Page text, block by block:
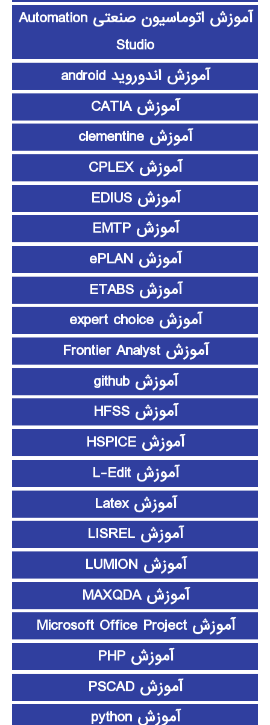
آموزش اتوماسیون صنعتی Automation
Studio
آموزش اندوروید android
آموزش CATIA
آموزش clementine
آموزش CPLEX
آموزش EDIUS
آموزش EMTP
آموزش ePLAN
آموزش ETABS
آموزش expert choice
آموزش Frontier Analyst
آموزش github
آموزش HFSS
آموزش HSPICE
آموزش L-Edit
آموزش Latex
آموزش LISREL
آموزش LUMION
آموزش MAXQDA
آموزش Microsoft Office Project
آموزش PHP
آموزش PSCAD
آموزش python